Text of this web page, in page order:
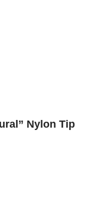
Nylon Tip